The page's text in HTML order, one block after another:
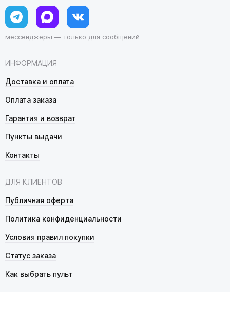
ИНФОРМАЦИЯ
Доставка и оплата
Оплата заказа
Гарантия и возврат
Пункты выдачи
Контакты
ДЛЯ КЛИЕНТОВ
Публичная оферта
Политика конфиденциальности
Условия правил покупки
Статус заказа
Как выбрать пульт
мессенджеры — только для сообщений